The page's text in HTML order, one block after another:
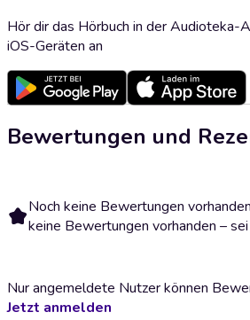
Hör dir das Hörbuch in der Audioteka-
iOS-Geräten an
Bewertungen und
Noch keine Bewertungen
keine Bewertungen vorhanden –
Nur angemeldete Nutzer können
Jetzt anmelden